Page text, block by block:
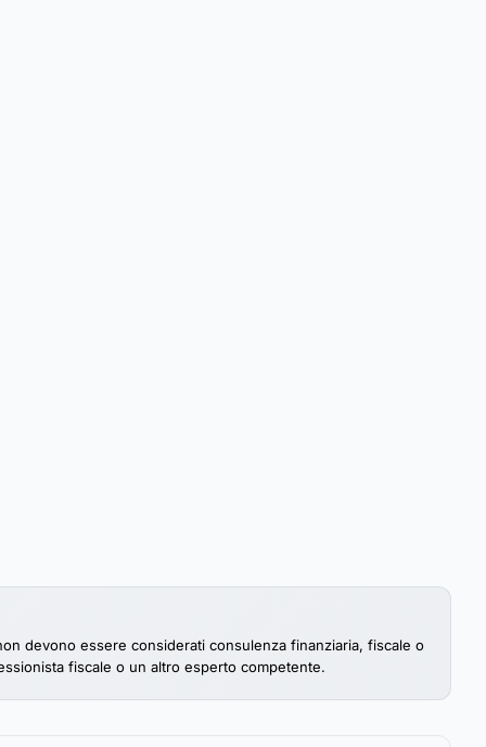
devono essere considerati consulenza finanziaria, fiscale o
fiscale o un altro esperto competente.